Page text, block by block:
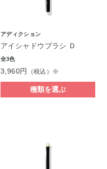
アディクション
アイシャドウブラシ Ｄ
全3色
3,960円 （税込）※
種類を選ぶ